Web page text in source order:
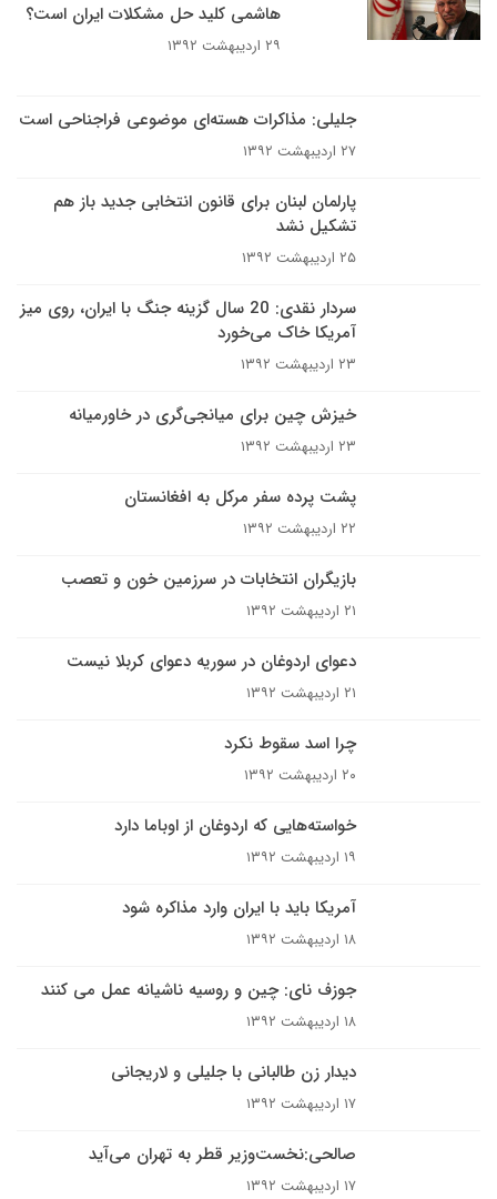
هاشمی کلید حل مشکلات ایران است؟
۲۹ اردیبهشت ۱۳۹۲
جلیلی:‌ مذاکرات هسته‌ای موضوعی فراجناحی است
۲۷ اردیبهشت ۱۳۹۲
پارلمان لبنان برای قانون انتخابی جدید باز هم
تشکیل نشد
۲۵ اردیبهشت ۱۳۹۲
سردار نقدی: 20 سال گزینه جنگ با ایران، روی میز
آمریکا خاک می‌خورد
۲۳ اردیبهشت ۱۳۹۲
خیزش چین برای میانجی‌گری در خاورمیانه
۲۳ اردیبهشت ۱۳۹۲
پشت پرده سفر مرکل به افغانستان
۲۲ اردیبهشت ۱۳۹۲
بازیگران انتخابات در سرزمین خون و تعصب
۲۱ اردیبهشت ۱۳۹۲
دعوای اردوغان در سوریه دعوای کربلا نیست
۲۱ اردیبهشت ۱۳۹۲
چرا اسد سقوط نکرد
۲۰ اردیبهشت ۱۳۹۲
خواسته‌هایی که اردوغان از اوباما دارد
۱۹ اردیبهشت ۱۳۹۲
آمریکا باید با ایران وارد مذاکره شود
۱۸ اردیبهشت ۱۳۹۲
جوزف نای: چین و روسیه ناشیانه عمل می کنند
۱۸ اردیبهشت ۱۳۹۲
دیدار زن طالبانی با جلیلی و لاریجانی
۱۷ اردیبهشت ۱۳۹۲
صالحی:نخست‌وزیر قطر به تهران می‌آید
۱۷ اردیبهشت ۱۳۹۲